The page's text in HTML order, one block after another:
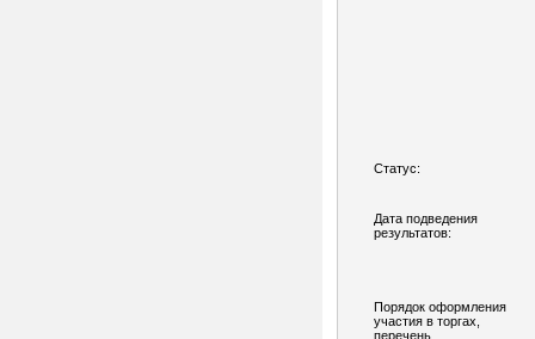
Статус:
Дата подведения
результатов:
Порядок оформления
участия в торгах,
перечень